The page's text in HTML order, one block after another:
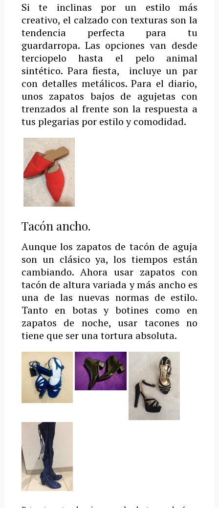
Si te inclinas por un estilo más
creativo, el calzado con texturas son la
tendencia perfecta para tu
guardarropa. Las opciones van desde
terciopelo hasta el pelo animal
sintético. Para fiesta, incluye un par
con detalles metálicos. Para el diario,
unos zapatos bajos de agujetas con
trenzados al frente son la respuesta a
tus plegarias por estilo y comodidad.
Tacón ancho.
Aunque los zapatos de tacón de aguja
son un clásico ya, los tiempos están
cambiando. Ahora usar zapatos con
tacón de altura variada y más ancho es
una de las nuevas normas de estilo.
Tanto en botas y botines como en
zapatos de noche, usar tacones no
tiene que ser una tortura absoluta.